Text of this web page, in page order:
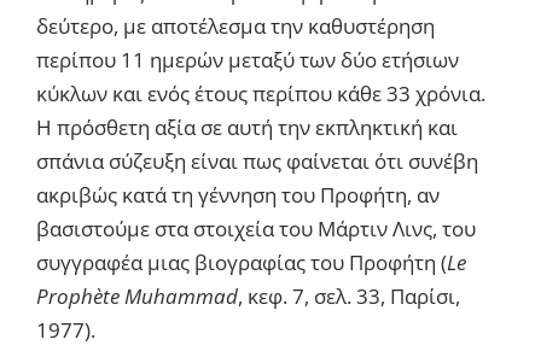
δεύτερο, με αποτέλεσμα την καθυστέρηση
περίπου 11 ημερών μεταξύ των δύο ετήσιων
κύκλων και ενός έτους περίπου κάθε 33 χρόνια.
Η πρόσθετη αξία σε αυτή την εκπληκτική και
σπάνια σύζευξη είναι πως φαίνεται ότι συνέβη
ακριβώς κατά τη γέννηση του Προφήτη, αν
βασιστούμε στα στοιχεία του Μάρτιν Λινς, του
συγγραφέα μιας βιογραφίας του Προφήτη (Le
Prophète Muhammad, κεφ. 7, σελ. 33, Παρίσι,
1977).